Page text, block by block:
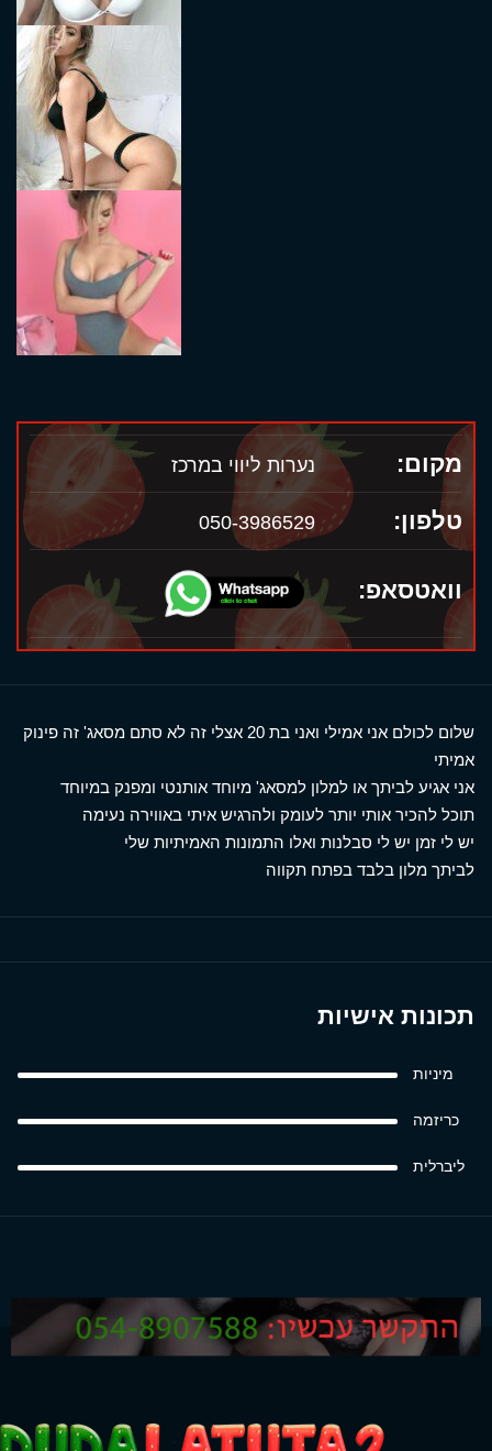
מקום: נערות ליווי במרכז
טלפון: 050-3986529
וואטסאפ:
שלום לכולם אני אמילי ואני בת 20 אצלי זה לא סתם מסאג' זה פינוק
אמיתי
אני אגיע לביתך או למלון למסאג' מיוחד אותנטי ומפנק במיוחד
תוכל להכיר אותי יותר לעומק ולהרגיש איתי באווירה נעימה
יש לי זמן יש לי סבלנות ואלו התמונות האמיתיות שלי
לביתך מלון בלבד בפתח תקווה
תכונות אישיות
מיניות
כריזמה
ליברלית